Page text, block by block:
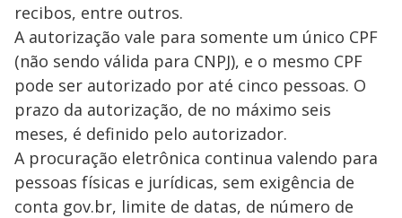
recibos, entre outros.
A autorização vale para somente um único CPF
(não sendo válida para CNPJ), e o mesmo CPF
pode ser autorizado por até cinco pessoas. O
prazo da autorização, de no máximo seis
meses, é definido pelo autorizador.
A procuração eletrônica continua valendo para
pessoas físicas e jurídicas, sem exigência de
conta gov.br, limite de datas, de número de